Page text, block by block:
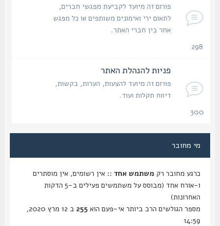
פורום זה מיועד לקביעת מפגשי חברים,
לתאום ירי ואימונים משותפים או כל מפגש
אחר בין חברי האתר.
פניות להנהלת האתר
פורום זה מיועד להצעות, הערות, בקשות,
דיווח תקלות ועוד.
מי מחובר
כרגע מחובר רקמשתמש אחד :: אין רשומים, אין מוסתרים
ו-אורח אחד (מבוסס על משתמשים פעילים ב-5 הדקות
האחרונות)
מספר הגולשים הרב ביותר אי-פעם הוא255
ב 12 מרץ 2020,
14:59